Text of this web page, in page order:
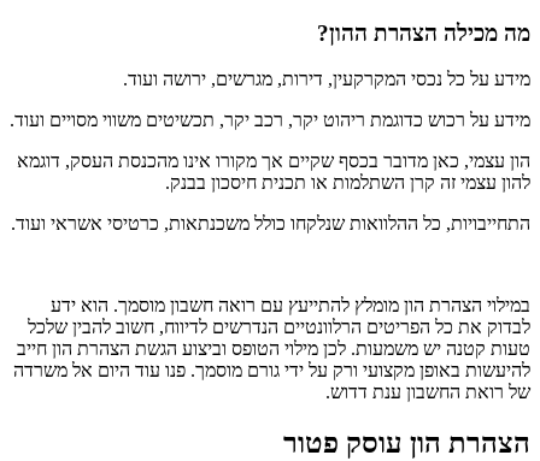
מה מכילה הצהרת ההון?
מידע על כל נכסי המקרקעין, דירות, מגרשים, ירושה ועוד.
מידע על רכוש כדוגמת ריהוט יקר, רכב יקר, תכשיטים משווי מסויים ועוד.
הון עצמי, כאן מדובר בכסף שקיים אך מקורו אינו מהכנסת העסק, דוגמא
להון עצמי זה קרן השתלמות או תכנית חיסכון בבנק.
התחייבויות, כל ההלוואות שנלקחו כולל משכנתאות, כרטיסי אשראי ועוד.
במילוי הצהרת הון מומלץ להתייעץ עם רואה חשבון מוסמך. הוא ידע
לבדוק את כל הפריטים הרלוונטיים הנדרשים לדיווח, חשוב להבין שלכל
טעות קטנה יש משמעות. לכן מילוי הטופס וביצוע הגשת הצהרת הון חייב
להיעשות באופן מקצועי ורק על ידי גורם מוסמך. פנו עוד היום אל משרדה
של רואת החשבון ענת דדוש.
הצהרת הון עוסק פטור